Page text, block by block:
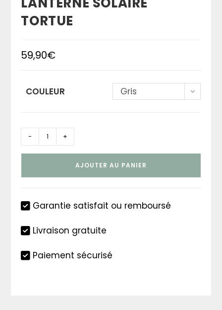
TORTUE
59,90€
COULEUR Gris
quantité
de
- +
AJOUTER AU PANIER
Garantie satisfait ou remboursé
Livraison gratuite
Paiement sécurisé